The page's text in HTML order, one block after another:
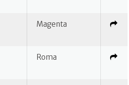
Magenta
Roma